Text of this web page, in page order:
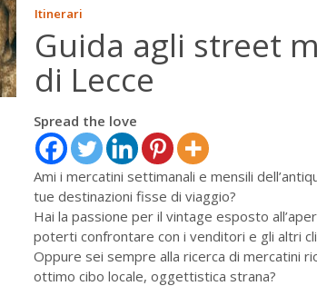
Itinerari
Guida agli street
di Lecce
Spread the love
Ami i mercatini settimanali e mensili
tue destinazioni fisse di viaggio?
Hai la passione per il vintage esposto
poterti confrontare con i venditori e gli altri
Oppure sei sempre alla ricerca di mercatini
ottimo cibo locale, oggettistica strana?